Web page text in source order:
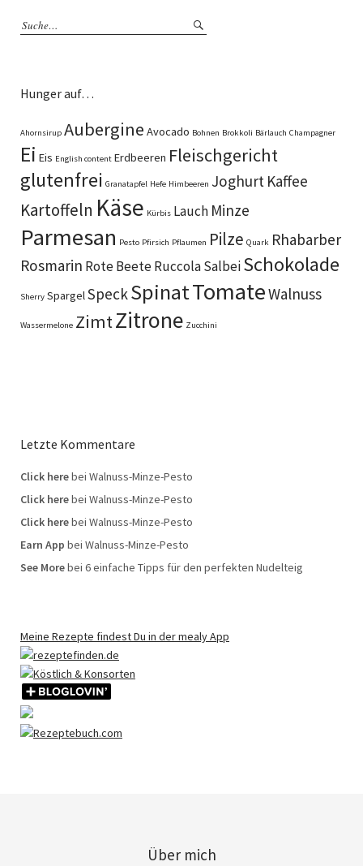
Hunger auf…
Ahornsirup Aubergine Avocado Bohnen Brokkoli Bärlauch Champagner
Ei Eis English content Erdbeeren Fleischgericht
glutenfrei Granatapfel Hefe Himbeeren Joghurt Kaffee
Kartoffeln Käse Kürbis Lauch Minze
Parmesan Pesto Pfirsich Pflaumen Pilze Quark Rhabarber
Rosmarin Rote BeeteRuccolaSalbeiSchokolade
Sherry SpargelSpeckSpinatTomateWalnuss
Wassermelone ZimtZitrone Zucchini
Letzte Kommentare
Click herebei Walnuss-Minze-Pesto
Click herebei Walnuss-Minze-Pesto
Click herebei Walnuss-Minze-Pesto
Earn App bei Walnuss-Minze-Pesto
See Morebei 6 einfache Tipps für den perfekten Nudelteig
Meine Rezepte findest Du in der mealy App
Über mich